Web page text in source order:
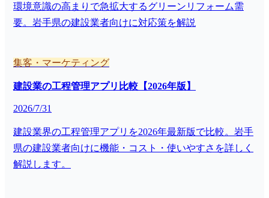
環境意識の高まりで急拡大するグリーンリフォーム需
要。岩手県の建設業者向けに対応策を解説
集客・マーケティング
建設業の工程管理アプリ比較【2026年版】
2026/7/31
建設業界の工程管理アプリを2026年最新版で比較。岩手
県の建設業者向けに機能・コスト・使いやすさを詳しく
解説します。